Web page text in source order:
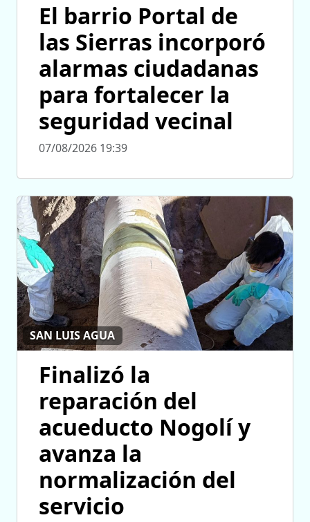
El barrio Portal de
las Sierras incorporó
alarmas ciudadanas
para fortalecer la
seguridad vecinal
07/08/2026 19:39
SAN LUIS AGUA
Finalizó la
reparación del
acueducto Nogolí y
avanza la
normalización del
servicio